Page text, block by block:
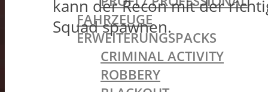
FAHRZEUGE
ERWEITERUNGSPACKS
CRIMINAL ACTIVITY
ROBBERY
kann der Recon mit der
Squad spawnen.